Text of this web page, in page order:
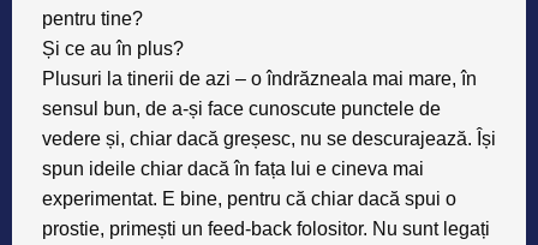
pentru tine?
Și ce au în plus?
Plusuri la tinerii de azi – o îndrăzneala mai mare, în
sensul bun, de a-și face cunoscute punctele de
vedere și, chiar dacă greșesc, nu se descurajează. Își
spun ideile chiar dacă în fața lui e cineva mai
experimentat. E bine, pentru că chiar dacă spui o
prostie, primești un feed-back folositor. Nu sunt legați